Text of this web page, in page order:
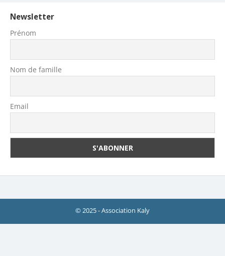
Newsletter
Prénom
Nom de famille
Email
© 2025 - Association Kaly